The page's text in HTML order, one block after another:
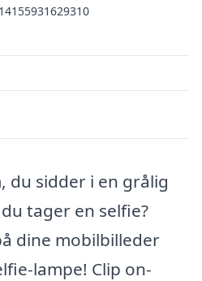
du sidder i en grålig
tager en selfie?
dine mobilbilleder
lampe! Clip on-